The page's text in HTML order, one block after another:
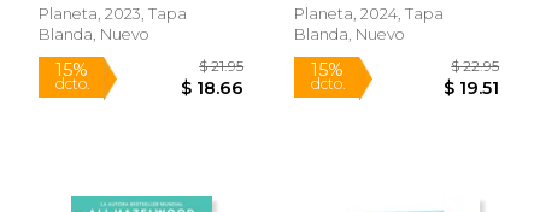
Planeta, 2023, Tapa
Blanda, Nuevo
Planeta, 2024, Tapa
Blanda, Nuevo